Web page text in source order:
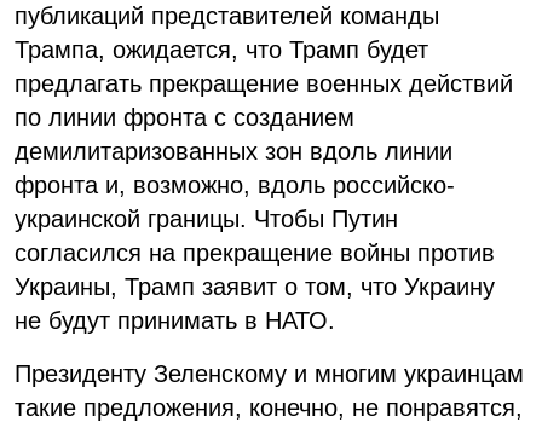
публикаций представителей команды
Трампа, ожидается, что Трамп будет
предлагать прекращение военных действий
по линии фронта с созданием
демилитаризованных зон вдоль линии
фронта и, возможно, вдоль российско-
украинской границы. Чтобы Путин
согласился на прекращение войны против
Украины, Трамп заявит о том, что Украину
не будут принимать в НАТО.
Президенту Зеленскому и многим украинцам
такие предложения, конечно, не понравятся,